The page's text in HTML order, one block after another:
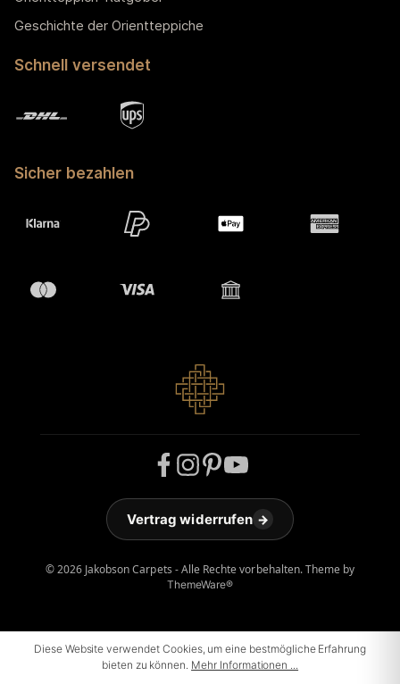
Geschichte der Orientteppiche
Schnell versendet
Sicher bezahlen
© 2026 Jakobson Carpets - Alle Rechte vorbehalten. Theme by
ThemeWare®
Vertrag widerrufen →
Diese Website verwendet Cookies, um eine bestmögliche Erfahrung
bieten zu können. Mehr Informationen ...